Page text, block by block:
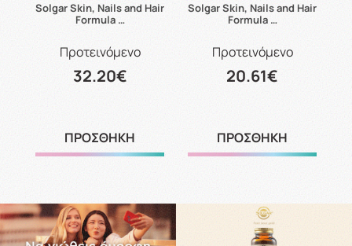
Solgar Skin, Nails and Hair
Formula …
Προτεινόμενο
32.20€
ΠΡΟΣΘΗΚΗ
Solgar Skin, Nails and Hair
Formula …
Προτεινόμενο
20.61€
ΠΡΟΣΘΗΚΗ